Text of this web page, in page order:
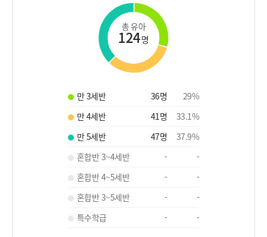
총 유아
124명
만 3세반 36명 29%
만 4세반
41명 33.1%
만 5세반
47명 37.9%
혼합반 3~4세반
-
-
혼합반 4~5세반
-
-
혼합반 3~5세반
-
-
특수학급
- -